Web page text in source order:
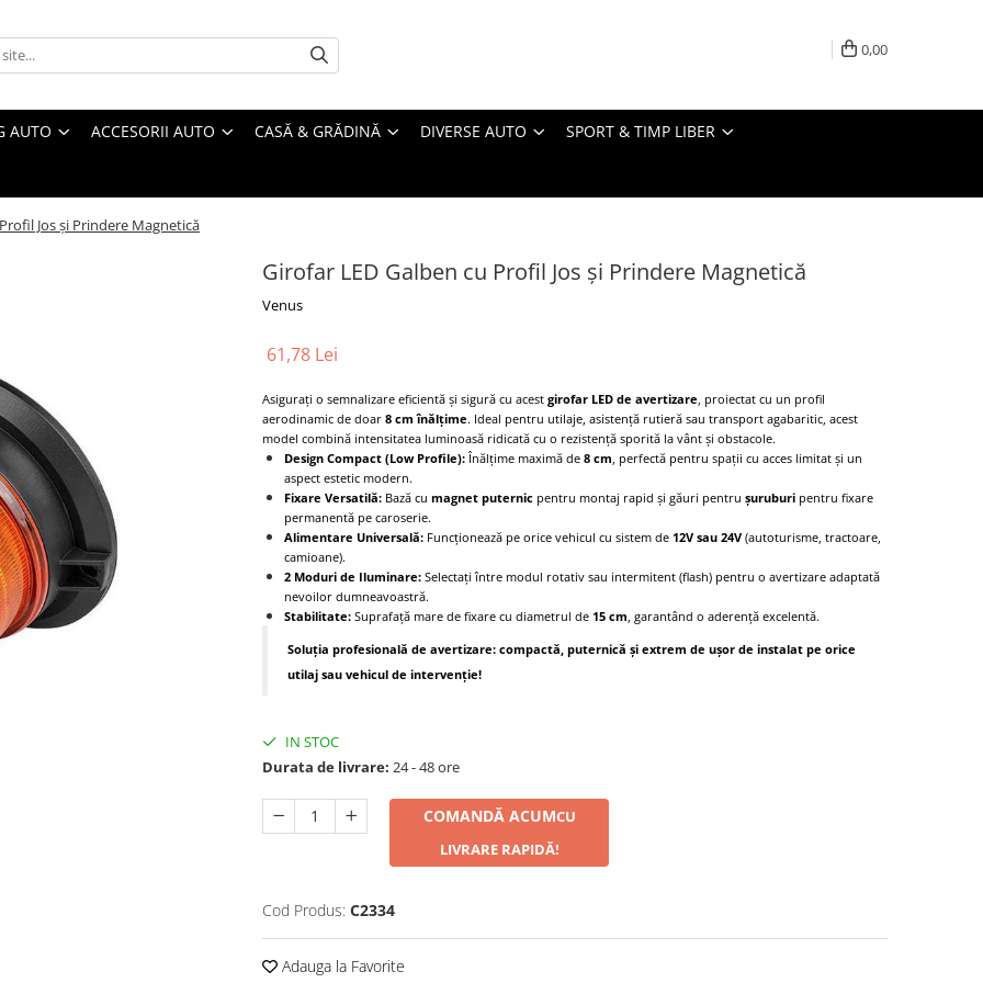
0,00
AUTO ACCESORII AUTO CASĂ & GRĂDINĂ DIVERSE AUTO SPORT & TIMP LIBER
Jos și Prindere Magnetică
Girofar LED Galben cu Profil Jos și Prindere Magnetică
Venus
61,78 Lei
Asigurați o semnalizare eficientă și sigură cu acest girofar LED de avertizare, proiectat cu un profil
aerodinamic de doar 8 cm înălțime. Ideal pentru utilaje, asistență rutieră sau transport agabaritic, acest
model combină intensitatea luminoasă ridicată cu o rezistență sporită la vânt și obstacole.
Design Compact (Low Profile): Înălțime maximă de 8 cm, perfectă pentru spații cu acces limitat și un
aspect estetic modern.
Fixare Versatilă: Bază cu magnet puternic pentru montaj rapid și găuri pentru șuruburi pentru fixare
permanentă pe caroserie.
Alimentare Universală: Funcționează pe orice vehicul cu sistem de 12V sau 24V (autoturisme, tractoare,
camioane).
2 Moduri de Iluminare: Selectați între modul rotativ sau intermitent (flash) pentru o avertizare adaptată
nevoilor dumneavoastră.
Stabilitate: Suprafață mare de fixare cu diametrul de 15 cm, garantând o aderență excelentă.
Soluția profesională de avertizare: compactă, puternică și extrem de ușor de instalat pe orice
utilaj sau vehicul de intervenție!
IN STOC
Durata de livrare: 24 - 48 ore
COMANDĂ ACUMCU
LIVRARE RAPIDĂ!
Cod Produs: C2334
Adauga la Favorite